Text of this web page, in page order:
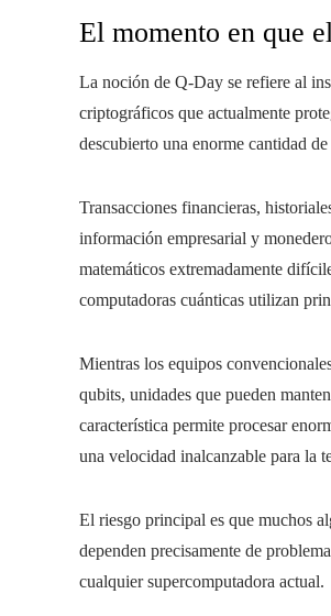
El momento en que
La noción de Q-Day se refiere al
criptográficos que actualmente
descubierto una enorme cantidad de
Transacciones financieras,
información empresarial y
matemáticos extremadamente
computadoras cuánticas utilizan
Mientras los equipos
qubits, unidades que pueden
característica permite procesar
una velocidad inalcanzable para la
El riesgo principal es que muchos
dependen precisamente de
cualquier supercomputadora actual.